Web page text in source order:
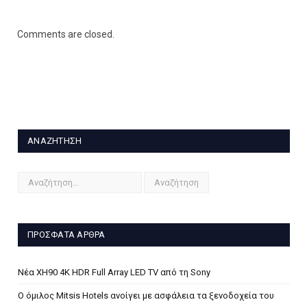
Comments are closed.
ΑΝΑΖΉΤΗΣΗ
ΠΡΌΣΦΑΤΑ ΆΡΘΡΑ
Νέα XH90 4K HDR Full Array LED TV από τη Sony
Ο όμιλος Mitsis Hotels ανοίγει με ασφάλεια τα ξενοδοχεία του